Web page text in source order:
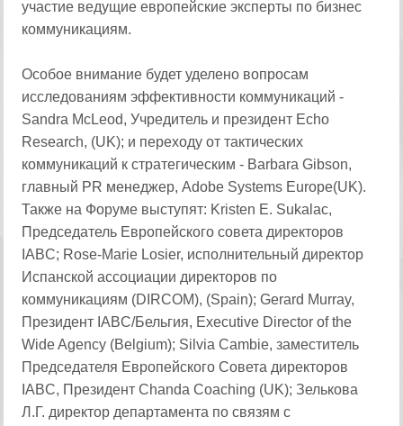
участие ведущие европейские эксперты по бизнес
коммуникациям.
Особое внимание будет уделено вопросам
исследованиям эффективности коммуникаций -
Sandra McLeod, Учредитель и президент Echo
Research, (UK); и переходу от тактических
коммуникаций к стратегическим - Barbara Gibson,
главный PR менеджер, Adobe Systems Europe(UK).
Также на Форуме выступят: Kristen E. Sukalac,
Председатель Европейского совета директоров
IABC; Rose-Marie Losier, исполнительный директор
Испанской ассоциации директоров по
коммуникациям (DIRCOM), (Spain); Gerard Murray,
Президент IABC/Бельгия, Executive Director of the
Wide Agency (Belgium); Silvia Cambie, заместитель
Председателя Европейского Совета директоров
IABC, Президент Chanda Coaching (UK); Зелькова
Л.Г. директор департамента по связям с